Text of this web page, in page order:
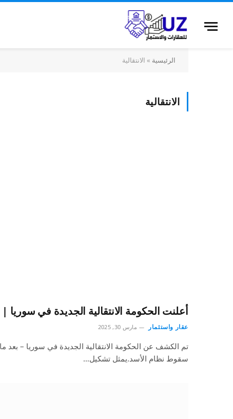
الرئيسية » الانتقالية
الانتقالية
أعلنت الحكومة الانتقالية الجديدة في سوريا |
عقار واستثمار مارس 30, 2025
تم الكشف عن الحكومة الانتقالية الجديدة في سوريا – بعد
سقوط نظام الأسد.يمثل تشكيل…